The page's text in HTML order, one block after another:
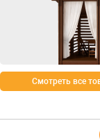
Смотреть все